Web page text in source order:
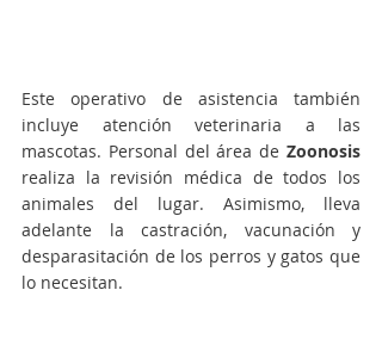
Este operativo de asistencia también
incluye atención veterinaria a las
mascotas. Personal del área de
realiza la revisión médica de todos los
animales del lugar. Asimismo, lleva
adelante la castración, vacunación y
desparasitación de los perros y gatos que
lo necesitan.